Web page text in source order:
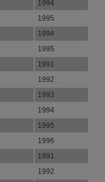
1994
1995
1994
1995
1991
1992
1993
1994
1995
1996
1991
1992